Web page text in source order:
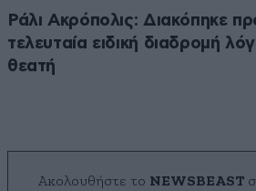
Ράλι Ακρόπολις: Διακόπηκε
τελευταία ειδική διαδρομή
θεατή
Ακολουθήστε το NEWSBEAST